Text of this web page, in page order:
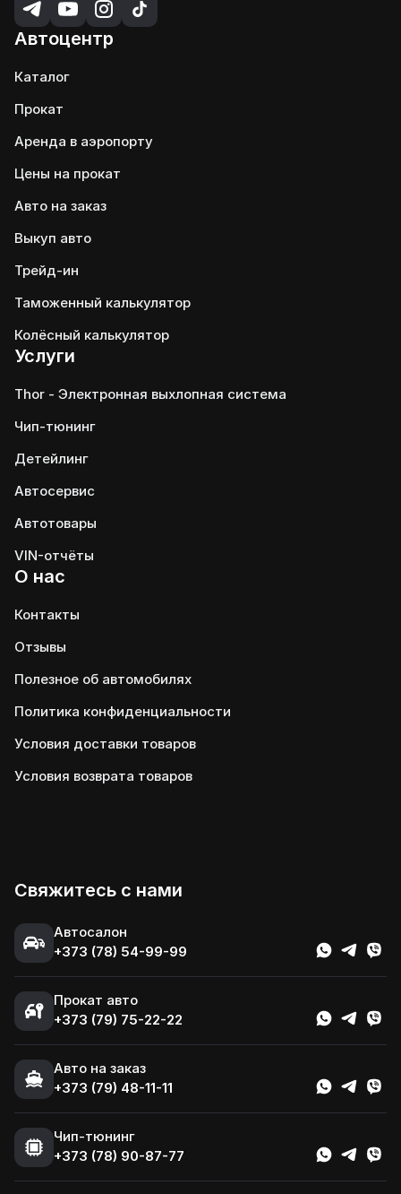
Автоцентр
Каталог
Прокат
Аренда в аэропорту
Цены на прокат
Авто на заказ
Выкуп авто
Трейд-ин
Таможенный калькулятор
Колёсный калькулятор
Услуги
Thor - Электронная выхлопная система
Чип-тюнинг
Детейлинг
Автосервис
Автотовары
VIN-отчёты
О нас
Контакты
Отзывы
Полезное об автомобилях
Политика конфиденциальности
Условия доставки товаров
Условия возврата товаров
Свяжитесь с нами
Автосалон
+373 (78) 54-99-99
Прокат авто
+373 (79) 75-22-22
Авто на заказ
+373 (79) 48-11-11
Чип-тюнинг
+373 (78) 90-87-77